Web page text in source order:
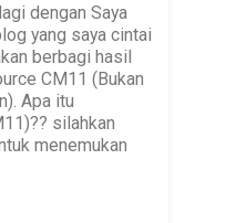
dengan Saya
yang saya cintai
berbagi hasil
CM11 (Bukan
Apa itu
silahkan
menemukan